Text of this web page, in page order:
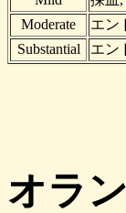
Moderate
エン
Substantial
エン
オラ